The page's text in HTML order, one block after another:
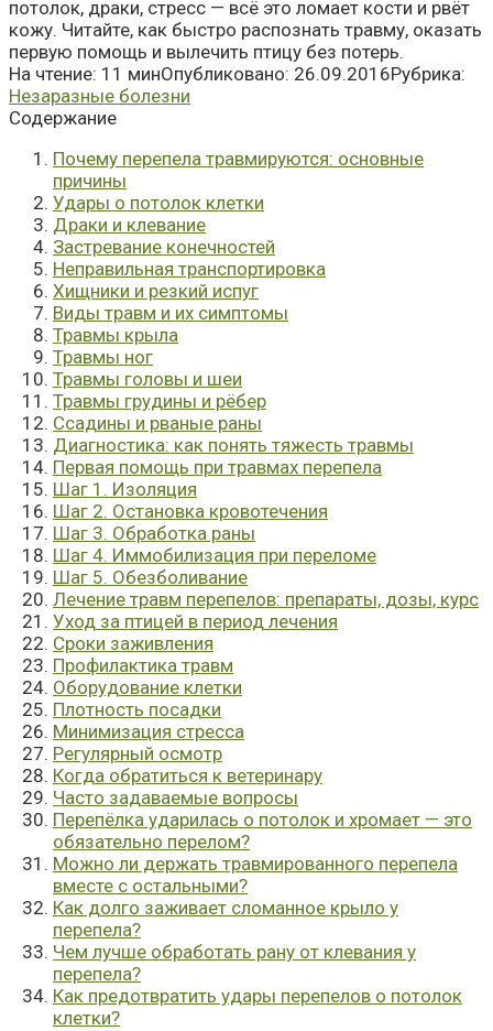
потолок, драки, стресс — всё это ломает кости и рвёт
кожу. Читайте, как быстро распознать травму, оказать
первую помощь и вылечить птицу без потерь.
На чтение: 11 минОпубликовано: 26.09.2016Рубрика:
Незаразные болезни
Содержание
Почему перепела травмируются: основные
причины
Удары о потолок клетки
Драки и клевание
Застревание конечностей
Неправильная транспортировка
Хищники и резкий испуг
Виды травм и их симптомы
Травмы крыла
Травмы ног
Травмы головы и шеи
Травмы грудины и рёбер
Ссадины и рваные раны
Диагностика: как понять тяжесть травмы
Первая помощь при травмах перепела
Шаг 1. Изоляция
Шаг 2. Остановка кровотечения
Шаг 3. Обработка раны
Шаг 4. Иммобилизация при переломе
Шаг 5. Обезболивание
Лечение травм перепелов: препараты, дозы, курс
Уход за птицей в период лечения
Сроки заживления
Профилактика травм
Оборудование клетки
Плотность посадки
Минимизация стресса
Регулярный осмотр
Когда обратиться к ветеринару
Часто задаваемые вопросы
Перепёлка ударилась о потолок и хромает — это
обязательно перелом?
Можно ли держать травмированного перепела
вместе с остальными?
Как долго заживает сломанное крыло у
перепела?
Чем лучше обработать рану от клевания у
перепела?
Как предотвратить удары перепелов о потолок
клетки?